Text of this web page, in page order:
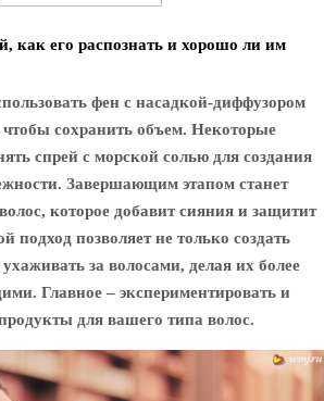
как его распознать и хорошо ли им
фен с насадкой-диффузором
сохранить объем. Некоторые
спрей с морской солью для создания
Завершающим этапом станет
которое добавит сияния и защитит
подход позволяет не только создать
за волосами, делая их более
Главное – экспериментировать и
для вашего типа волос.